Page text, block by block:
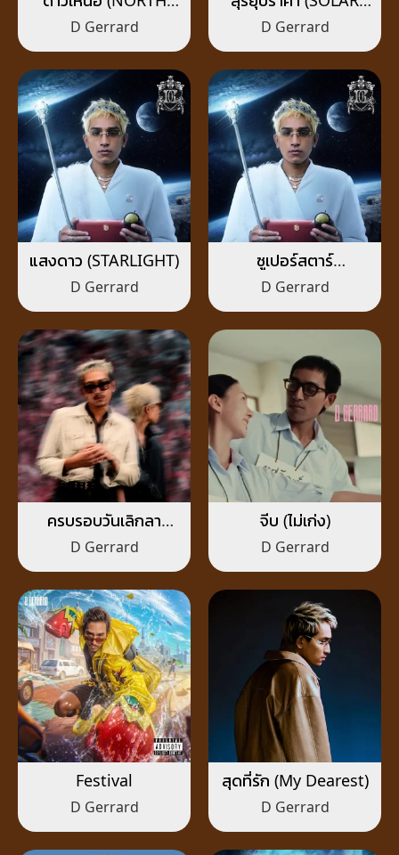
STAR)
D Gerrard
ECLIPSE)
D Gerrard
แสงดาว (STARLIGHT)
D Gerrard
ซูเปอร์สตาร์
(SUPERSTAR)
D Gerrard
ครบรอบวันเลิกลา
(Happy
Endniversary)
D Gerrard
จีบ (ไม่เก่ง)
D Gerrard
Festival
D Gerrard
สุดที่รัก (My Dearest)
D Gerrard